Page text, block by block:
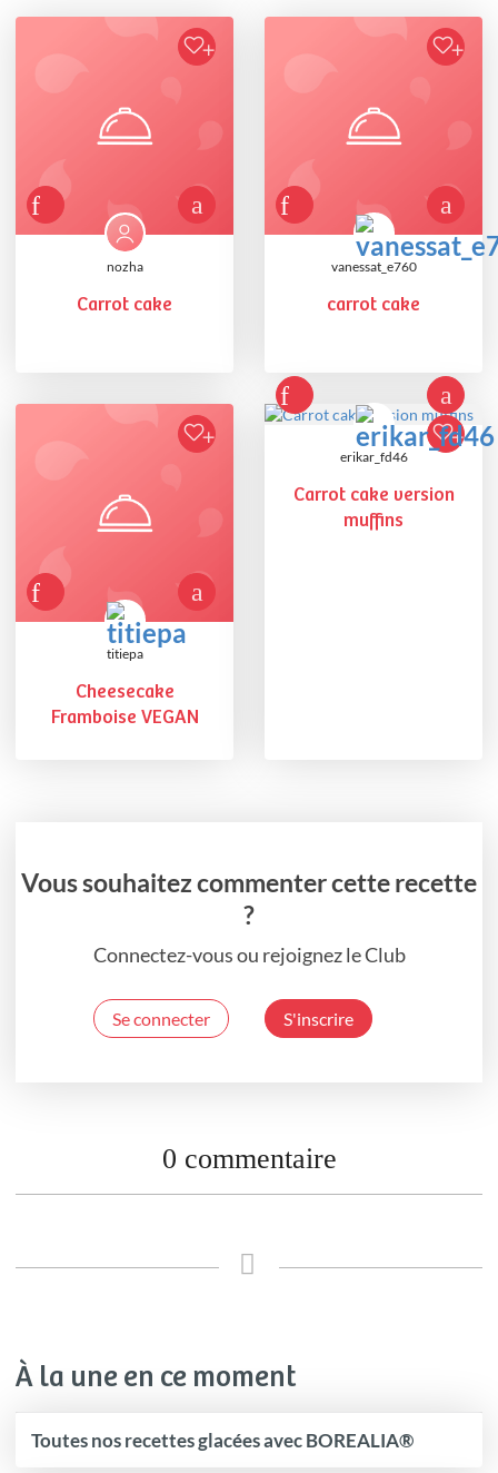
nozha
Carrot cake
vanessat_e760
carrot cake
titiepa
Cheesecake
Framboise VEGAN
erikar_fd46
Carrot cake version
muffins
Vous souhaitez commenter cette recette
?
Connectez-vous ou rejoignez le Club
Se connecter S'inscrire
0 commentaire
À la une en ce moment
Toutes nos recettes glacées avec BOREALIA®